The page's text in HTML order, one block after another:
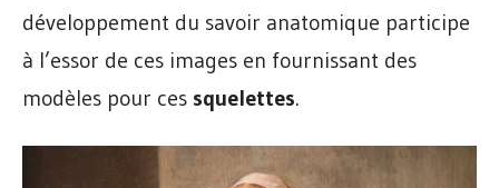
développement du savoir anatomique participe
à l’essor de ces images en fournissant des
modèles pour ces squelettes.